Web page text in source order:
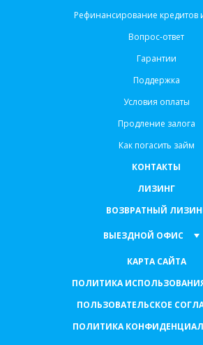
Рефинансирование кредитов
Вопрос-ответ
Гарантии
Поддержка
Условия оплаты
Продление залога
Как погасить займ
КОНТАКТЫ
ЛИЗИНГ
ВОЗВРАТНЫЙ
ВЫЕЗДНОЙ ОФИС
КАРТА САЙТА
ПОЛИТИКА ИСПОЛЬЗОВАНИЯ
ПОЛЬЗОВАТЕЛЬСКОЕ
ПОЛИТИКА